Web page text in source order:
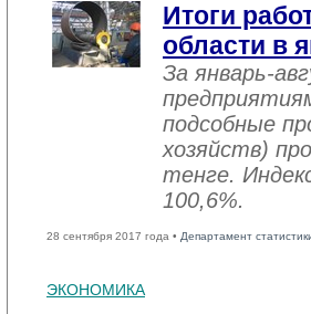
Итоги
области в
За январь-
подсобные
хозяйств)
тенге.
100,6%.
28 сентября 2017 года • Департамент
ЭКОНОМИКА